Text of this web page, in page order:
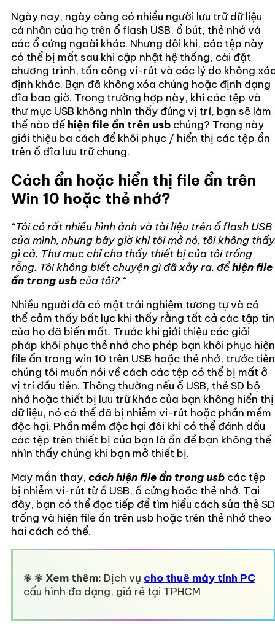
Ngày nay, ngày càng có nhiều người lưu trữ dữ liệu
cá nhân của họ trên ổ flash USB, ổ bút, thẻ nhớ và
các ổ cứng ngoài khác. Nhưng đôi khi, các tệp này
có thể bị mất sau khi cập nhật hệ thống, cài đặt
chương trình, tấn công vi-rút và các lý do không
định khác. Bạn đã không xóa chúng hoặc định dạng
đĩa bao giờ. Trong trường hợp này, khi các tệp và
thư mục USB không nhìn thấy đúng vị trí, bạn sẽ làm
thế nào để hiện file ẩn trên usb chúng? Trang này
giới thiệu ba cách để khôi phục / hiển thị các tệp ẩn
trên ổ đĩa lưu trữ chung.
Cách ẩn hoặc hiển thị file ẩn trên
Win 10 hoặc thẻ nhớ?
“Tôi có rất nhiều hình ảnh và tài liệu trên ổ flash USB
của mình, nhưng bây giờ khi tôi mở nó, tôi không thấy
gì cả. Thư mục chỉ cho thấy thiết bị của tôi trống
rỗng. Tôi không biết chuyện gì đã xảy ra. đểhiện file
ẩn trong usbcủa tôi? “
Nhiều người đã có một trải nghiệm tương tự và có
thể cảm thấy bất lực khi thấy rằng tất cả các tập tin
của họ đã biến mất. Trước khi giới thiệu các giải
pháp khôi phục thẻ nhớ cho phép bạn khôi phục hiện
file ẩn trong win 10 trên USB hoặc thẻ nhớ, trước tiên
chúng tôi muốn nói về cách các tệp có thể bị mất ở
vị trí đầu tiên. Thông thường nếu ổ USB, thẻ SD bộ
nhớ hoặc thiết bị lưu trữ khác của bạn không hiển thị
dữ liệu, nó có thể đã bị nhiễm vi-rút hoặc phần mềm
độc hại. Phần mềm độc hại đôi khi có thể đánh dấu
các tệp trên thiết bị của bạn là ẩn để bạn không thể
nhìn thấy chúng khi bạn mở thiết bị.
May mắn thay, cách hiện file ẩn trong usb các tệp
bị nhiễm vi-rút từ ổ USB, ổ cứng hoặc thẻ nhớ. Tại
đây, bạn có thể đọc tiếp để tìm hiểu cách sửa thẻ SD
trống và hiện file ẩn trên usb hoặc trên thẻ nhớ theo
hai cách có thể.
❃ ❃ Xem thêm: Dịch vụ cho thuê máy tính PC
cấu hình đa dạng, giá rẻ tại TPHCM